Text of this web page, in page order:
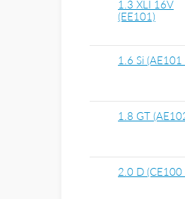
1.3 XLI 16V
(EE101)
1.6 Si
1.8 GT
2.0 D